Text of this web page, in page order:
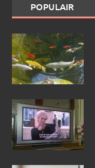
POPULAIR